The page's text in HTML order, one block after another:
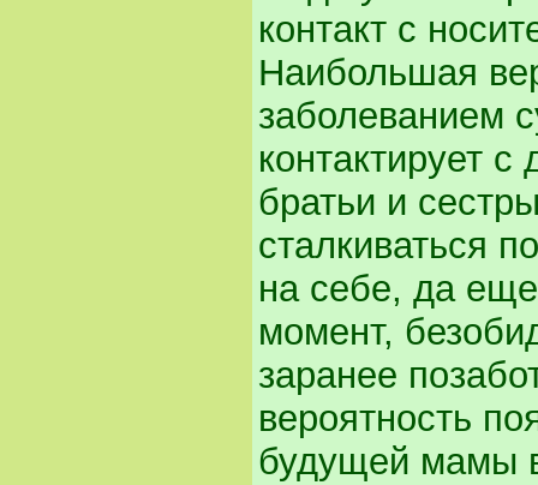
контакт с
Наибольшая
заболеванием
контактирует
братьи и
сталкиваться
на себе, да
момент,
заранее
вероятность
будущей мамы